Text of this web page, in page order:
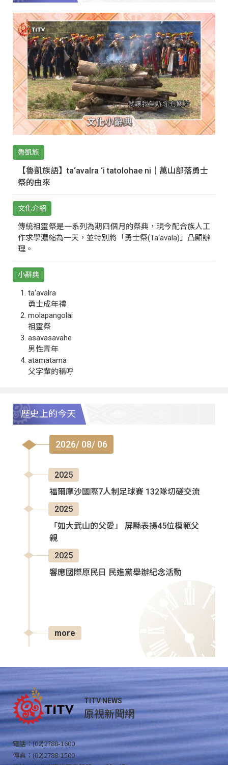
魯凱族
【魯凱族語】ta‘avalra ‘i tatolohae ni｜萬山部落勇士
祭的由來
文化介紹
傳統祖靈祭是一系列為期四個月的祭典，現今配合族人工
作求學濃縮為一天，並特別將「勇士祭(Ta‘avala)」凸顯辦
理。
小辭典
ta‘avalra
勇士成年禮
molapangolai
祖靈祭
asavasavahe
男性青年
atamatama
父字輩的稱呼
歷史上的今天
2026/ 08/ 06
2025
福爾摩沙國際7人制足球賽 132隊切磋交流
2025
「如大武山的父愛」 屏縣表揚45位模範父
親
2025
響應國際原民日 民進黨舉辦紀念活動
more
TITV NEWS
原視新聞網
電話：(02)2788-1600
傳真：(02)2788-1500